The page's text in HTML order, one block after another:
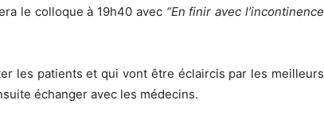
le colloque à 19h40 avec “En finir avec l’incontinence
les patients et qui vont être éclaircis par les meilleurs
échanger avec les médecins.